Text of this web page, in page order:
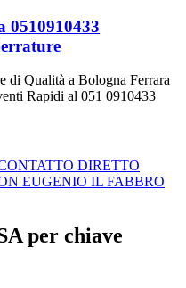
0510910433
di Qualità a Bologna Ferrara
Rapidi al 051 0910433
DIRETTO
EUGENIO IL FABBRO
per chiave